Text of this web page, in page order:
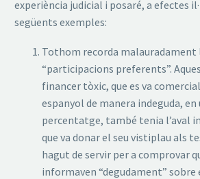
experiència judicial i posaré, a efectes
següents exemples:
Tothom recorda malauradament
“participacions preferents”.
financer tòxic, que es va
espanyol de manera indeguda,
percentatge, també tenia l’aval
que va donar el seu vistiplau als
hagut de servir per a comprovar
informaven “degudament” sobre